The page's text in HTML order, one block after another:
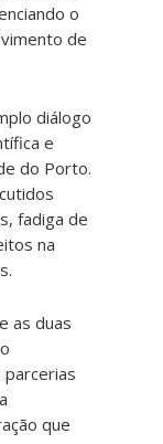
o
de
diálogo
e
do Porto.
fadiga de
na
as duas
que